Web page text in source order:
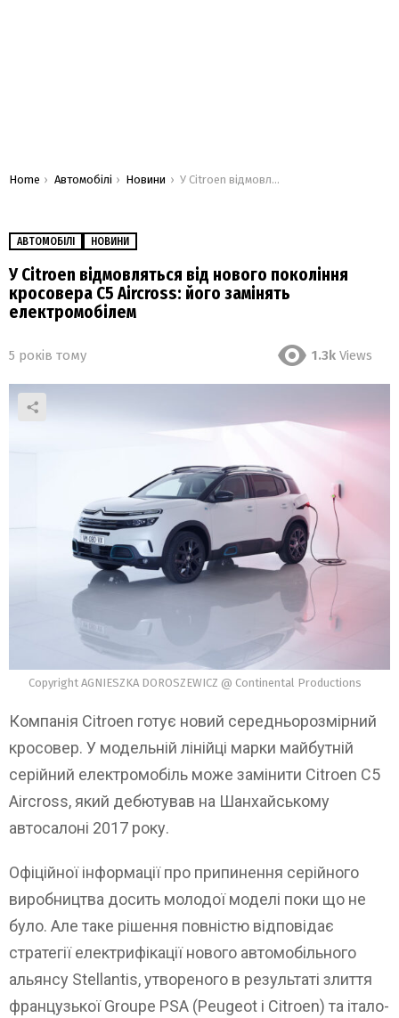
You are here:
Home Автомобілі Новини У Citroen відмовляться від нового покоління кросовера C5 Aircross: його замінять електромобілем
АВТОМОБІЛІ НОВИНИ
У Citroen відмовляться від нового покоління
кросовера C5 Aircross: його замінять
електромобілем
5 років тому 1.3k Views
Copyright AGNIESZKA DOROSZEWICZ @ Continental Productions
Компанія Citroen готує новий середньорозмірний
кросовер. У модельній лінійці марки майбутній
серійний електромобіль може замінити Citroen C5
Aircross, який дебютував на Шанхайському
автосалоні 2017 року.
Офіційної інформації про припинення серійного
виробництва досить молодої моделі поки що не
було. Але таке рішення повністю відповідає
стратегії електрифікації нового автомобільного
альянсу Stellantis, утвореного в результаті злиття
французької Groupe PSA (Peugeot і Citroen) та італо-